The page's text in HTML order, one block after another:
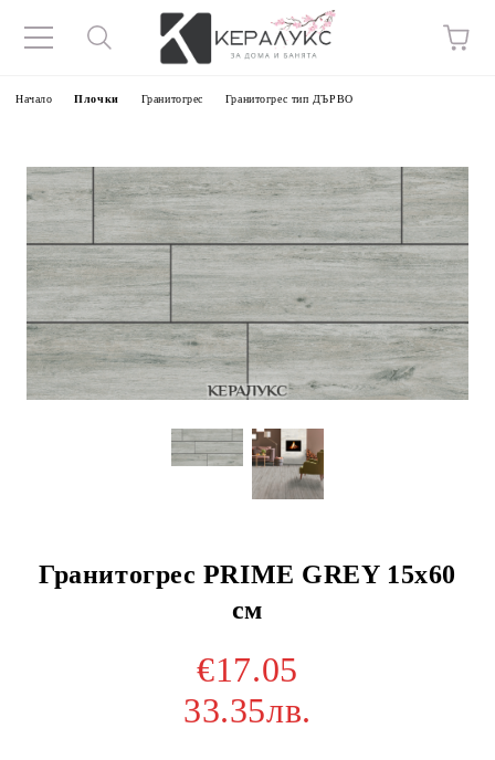
Начало Плочки Гранитогрес Гранитогрес тип ДЪРВО
Гранитогрес PRIME GREY 15x60
см
€17.05
33.35лв.